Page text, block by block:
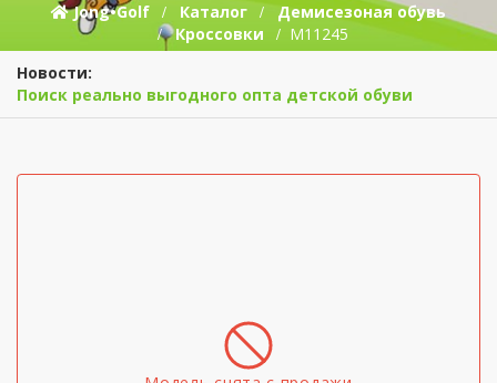
Jong•Golf Каталог
Демисезоная обувь
Кроссовки
M11245
Новости:
Поиск реально выгодного опта детской обуви